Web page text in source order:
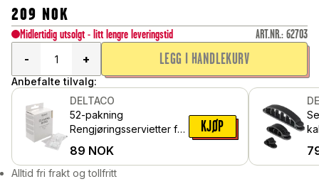
209 NOK
Midlertidig utsolgt - litt lengre leveringstid ART.NR.: 62703
-
+ LEGG I HANDLEKURV
Anbefalte tilvalg:
DELTACO
52-pakning
Rengjøringsservietter for
89 NOK
KJØP
Alltid fri frakt og tollfritt